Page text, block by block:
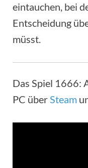
eintauchen, bei
Entscheidung
müsst.
Das Spiel 1666:
PC überSteam